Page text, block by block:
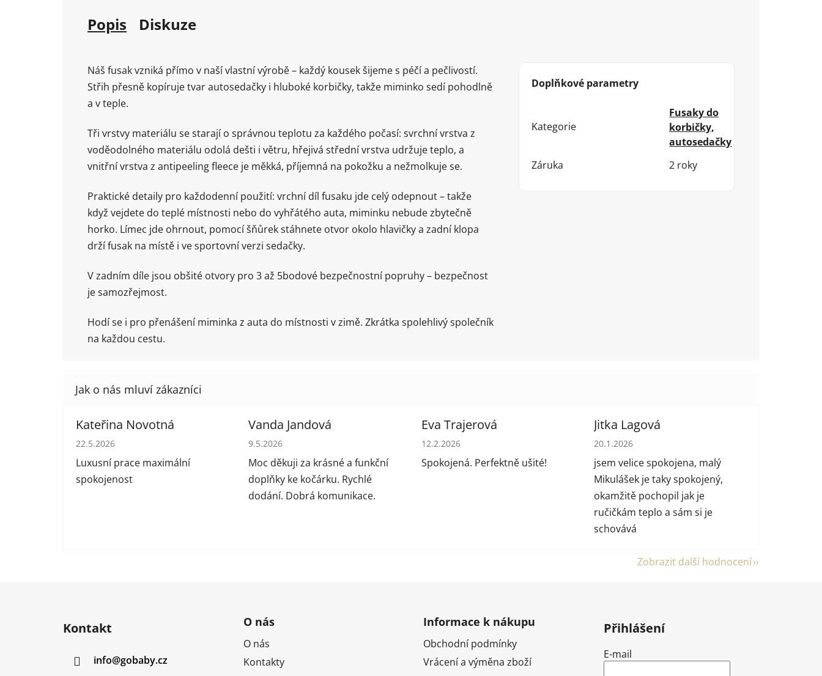
Popis Diskuze
Náš fusak vzniká přímo v naší vlastní výrobě – každý kousek šijeme s péčí a pečlivostí.
Střih přesně kopíruje tvar autosedačky i hluboké korbičky, takže miminko sedí pohodlně
a v teple.
Tři vrstvy materiálu se starají o správnou teplotu za každého počasí: svrchní vrstva z
voděodolného materiálu odolá dešti i větru, hřejivá střední vrstva udržuje teplo, a
vnitřní vrstva z antipeeling fleece je měkká, příjemná na pokožku a nežmolkuje se.
Praktické detaily pro každodenní použití: vrchní díl fusaku jde celý odepnout – takže
když vejdete do teplé místnosti nebo do vyhřátého auta, miminku nebude zbytečně
horko. Límec jde ohrnout, pomocí šňůrek stáhnete otvor okolo hlavičky a zadní klopa
drží fusak na místě i ve sportovní verzi sedačky.
V zadním díle jsou obšité otvory pro 3 až 5bodové bezpečnostní popruhy – bezpečnost
je samozřejmost.
Hodí se i pro přenášení miminka z auta do místnosti v zimě. Zkrátka spolehlivý společník
na každou cestu.
Doplňkové parametry
Kategorie
Fusaky do
korbičky,
autosedačky
Záruka
2 roky
Kateřina Novotná
Hodnocení obchodu je 5 z 5 hvězdiček.
22.5.2026
Luxusní prace maximální
spokojenost
Vanda Jandová
Hodnocení obchodu je 5 z 5 hvězdiček.
9.5.2026
Moc děkuji za krásné a funkční
doplňky ke kočárku. Rychlé
dodání. Dobrá komunikace.
Eva Trajerová
Hodnocení obchodu je 5 z 5 hvězdiček.
12.2.2026
Spokojená. Perfektně ušité!
Jitka Lagová
Hodnocení obchodu je 5 z 5 hvězdiček.
20.1.2026
jsem velice spokojena, malý
Mikulášek je taky spokojený,
okamžitě pochopil jak je
ručičkám teplo a sám si je
schovává
Zobrazit další hodnocení
Kontakt
info@gobaby.cz
O nás
O nás
Kontakty
Informace k nákupu
Obchodní podmínky
Vrácení a výměna zboží
Přihlášení
E-mail